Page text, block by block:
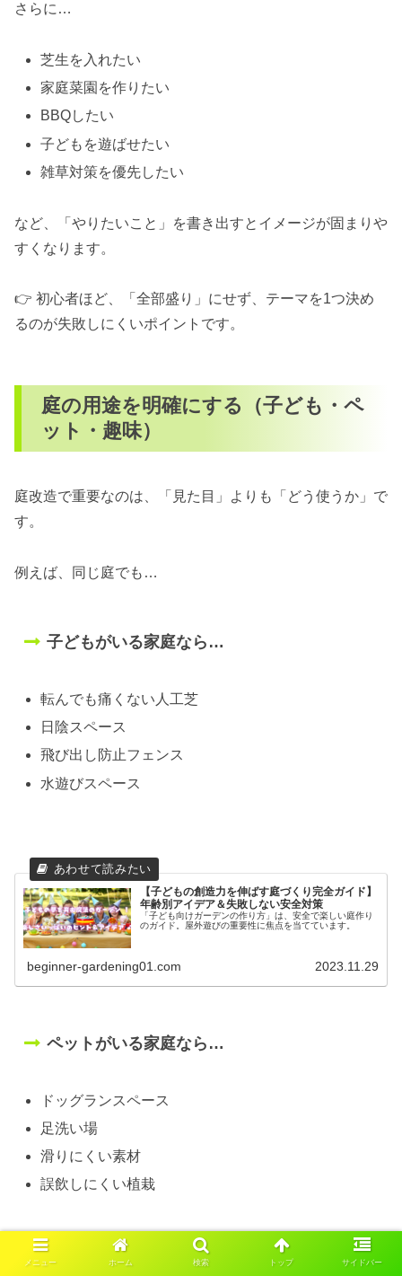
さらに…
芝生を入れたい
家庭菜園を作りたい
BBQしたい
子どもを遊ばせたい
雑草対策を優先したい
など、「やりたいこと」を書き出すとイメージが固まりや
すくなります。
👉 初心者ほど、「全部盛り」にせず、テーマを1つ決め
るのが失敗しにくいポイントです。
庭の用途を明確にする（子ども・ペ
ット・趣味）
庭改造で重要なのは、「見た目」よりも「どう使うか」で
す。
例えば、同じ庭でも…
子どもがいる家庭なら…
転んでも痛くない人工芝
日陰スペース
飛び出し防止フェンス
水遊びスペース
【子どもの創造力を伸ばす庭づくり完全ガイド】
年齢別アイデア＆失敗しない安全対策
「子ども向けガーデンの作り方」は、安全で楽しい庭作り
のガイド。屋外遊びの重要性に焦点を当てています。
beginner-gardening01.com 2023.11.29
ペットがいる家庭なら…
ドッグランスペース
足洗い場
滑りにくい素材
誤飲しにくい植栽
メニュー ホーム 検索 トップ サイドバー